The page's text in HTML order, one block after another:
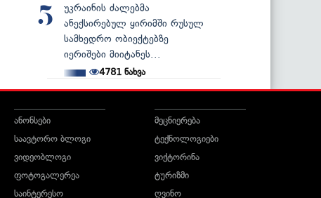
5
უკრაინის ძალებმა
ანექსირებულ ყირიმში რუსულ
სამხედრო ობიექტებზე
იერიშები მიიტანეს...
4781 ნახვა
ანონსები
საავტორო ბლოგი
ვიდეობლოგი
ფოტოგალერეა
საინტერესო
მეცნიერება
ტექნოლოგიები
ვიქტორინა
ტურიზმი
ღვინო